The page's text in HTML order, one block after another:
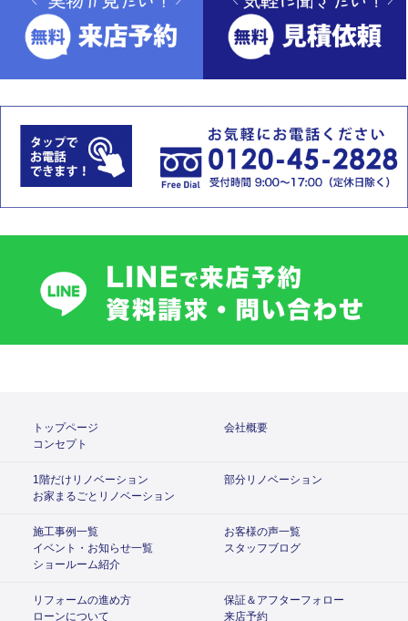
トップページ
会社概要
コンセプト
1階だけリノベーション
部分リノベーション
お家まるごとリノベーション
施工事例一覧
お客様の声一覧
イベント・お知らせ一覧
スタッフブログ
ショールーム紹介
リフォームの進め方
保証＆アフターフォロー
ローンについて
来店予約